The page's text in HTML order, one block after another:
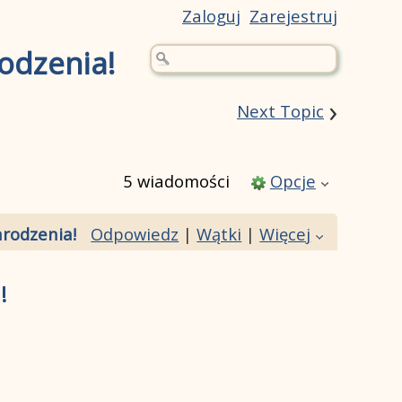
Zaloguj Zarejestruj
Next Topic ›
5 wiadomości Opcje
Odpowiedz |Wątki |Więcej